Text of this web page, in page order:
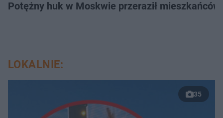
Potężny huk w Moskwie przeraził
LOKALNIE:
35